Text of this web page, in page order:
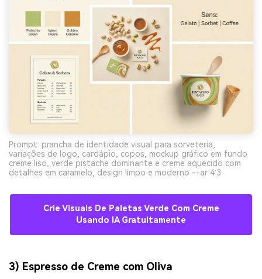
Prompt: prancha de identidade visual para sorveteria,
variações de logo, cardápio, copos, mockup gráfico em fundo
creme liso, verde pistache dominante e creme aquecido com
detalhes em caramelo, design limpo e moderno --ar 4:3
Crie Visuais De Paletas Verde Com Creme
Usando IA Gratuitamente
3) Espresso de Creme com Oliva